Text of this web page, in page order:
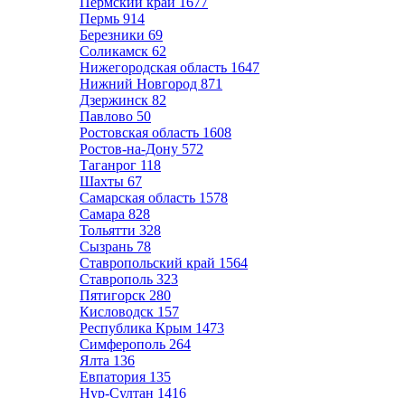
Пермь 914
Березники 69
Соликамск 62
Нижегородская область 1647
Нижний Новгород 871
Дзержинск 82
Павлово 50
Ростовская область 1608
Ростов-на-Дону 572
Таганрог 118
Шахты 67
Самарская область 1578
Самара 828
Тольятти 328
Сызрань 78
Ставропольский край 1564
Ставрополь 323
Пятигорск 280
Кисловодск 157
Республика Крым 1473
Симферополь 264
Ялта 136
Евпатория 135
Нур-Султан 1416